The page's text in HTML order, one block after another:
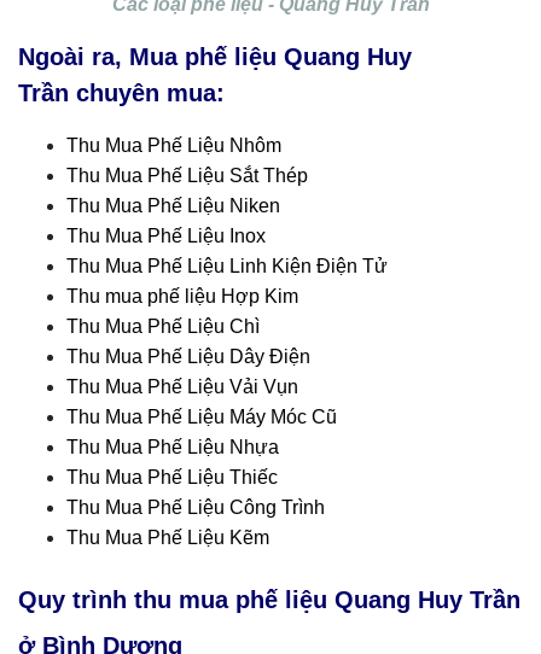
Ngoài ra, Mua phế liệu Quang Huy
Trần chuyên mua:
Thu Mua Phế Liệu Nhôm
Thu Mua Phế Liệu Sắt Thép
Thu Mua Phế Liệu Niken
Thu Mua Phế Liệu Inox
Thu Mua Phế Liệu Linh Kiện Điện Tử
Thu mua phế liệu Hợp Kim
Thu Mua Phế Liệu Chì
Thu Mua Phế Liệu Dây Điện
Thu Mua Phế Liệu Vải Vụn
Thu Mua Phế Liệu Máy Móc Cũ
Thu Mua Phế Liệu Nhựa
Thu Mua Phế Liệu Thiếc
Thu Mua Phế Liệu Công Trình
Thu Mua Phế Liệu Kẽm
Quy trình thu mua phế liệu Quang Huy Trần
ở Bình Dương